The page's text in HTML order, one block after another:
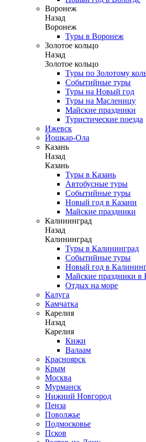
Воронеж
Назад
Воронеж
Туры в Воронеж
Золотое кольцо
Назад
Золотое кольцо
Туры по Золотому
Событийные туры
Туры на Новый год
Туры на Масленицу
Майские праздники
Туристические поезда
Ижевск
Йошкар-Ола
Казань
Назад
Казань
Туры в Казань
Автобусные туры
Событийные туры
Новый год в Казани
Майские праздники
Калининград
Назад
Калининград
Туры в Калининград
Событийные туры
Новый год в
Майские праздники в
Отдых на море
Калуга
Камчатка
Карелия
Назад
Карелия
Кижи
Валаам
Красноярск
Крым
Москва
Мурманск
Нижний Новгород
Пенза
Поволжье
Подмосковье
Псков